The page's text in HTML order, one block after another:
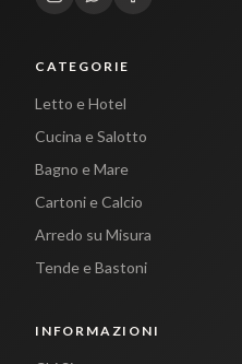
CATEGORIE
Letto e Hotel
Cucina e Salotto
Bagno e Mare
Cartoni e Calcio
Arredo su Misura
Tende e Bastoni
INFORMAZIONI